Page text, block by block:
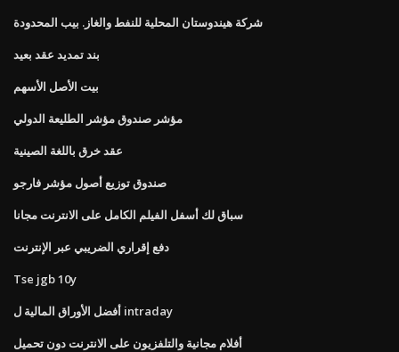
شركة هيندوستان المحلية للنفط والغاز. بيب المحدودة
بند تمديد عقد بعيد
بيت الأصل الأسهم
مؤشر صندوق مؤشر الطليعة الدولي
عقد خرق باللغة الصينية
صندوق توزيع أصول مؤشر فارجو
سباق لك أسفل الفيلم الكامل على الانترنت مجانا
دفع إقراري الضريبي عبر الإنترنت
Tse jgb 10y
أفضل الأوراق المالية ل intraday
أفلام مجانية والتلفزيون على الانترنت دون تحميل